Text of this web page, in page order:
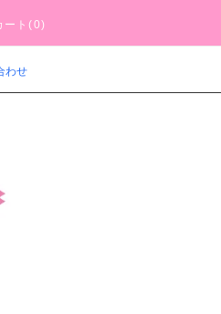
ート(0)
わせ